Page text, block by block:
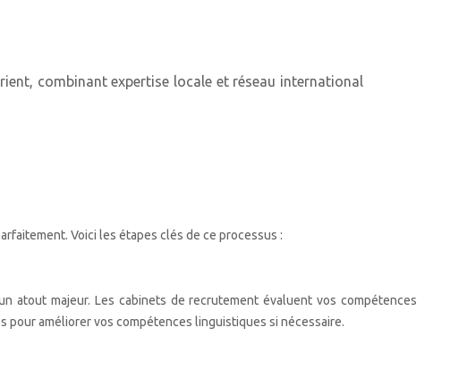
combinant expertise locale et réseau international
Voici les étapes clés de ce processus :
atout majeur. Les cabinets de recrutement évaluent vos compétences
améliorer vos compétences linguistiques si nécessaire.